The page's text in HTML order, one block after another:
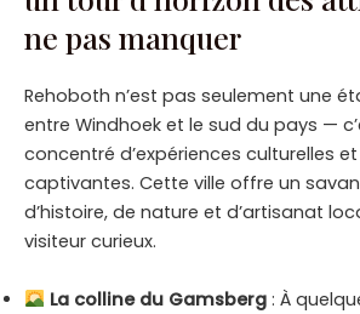
ne pas manquer
Rehoboth n’est pas seulement une
entre Windhoek et le sud du pays —
concentré d’expériences culturelles
captivantes. Cette ville offre un
d’histoire, de nature et d’artisanat
visiteur curieux.
La colline du Gamsberg: À